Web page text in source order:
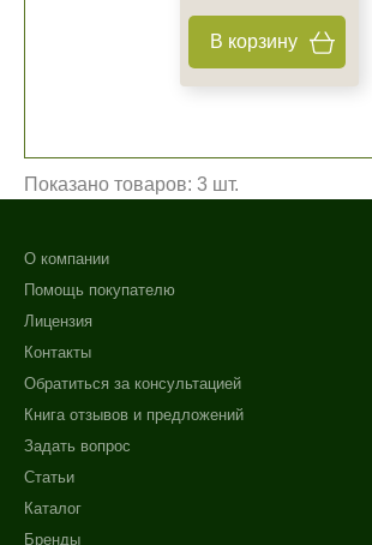
В корзину
Показано товаров: 3 шт.
О компании
Помощь покупателю
Лицензия
Контакты
Обратиться за консультацией
Книга отзывов и предложений
Задать вопрос
Статьи
Каталог
Бренды